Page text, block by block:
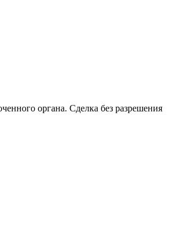
органа. Сделка без разрешения